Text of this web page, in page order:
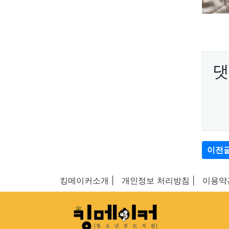
이전
킹메이커소개 | 개인정보 처리방침 | 이용약